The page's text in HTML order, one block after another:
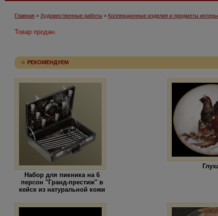
Главная > Художественные работы > Коллекционные изделия и предметы
Товар продан.
РЕКОМЕНДУЕМ
Набор для пикника на 6
персон "Гранд-престиж" в
кейсе из натуральной кожи